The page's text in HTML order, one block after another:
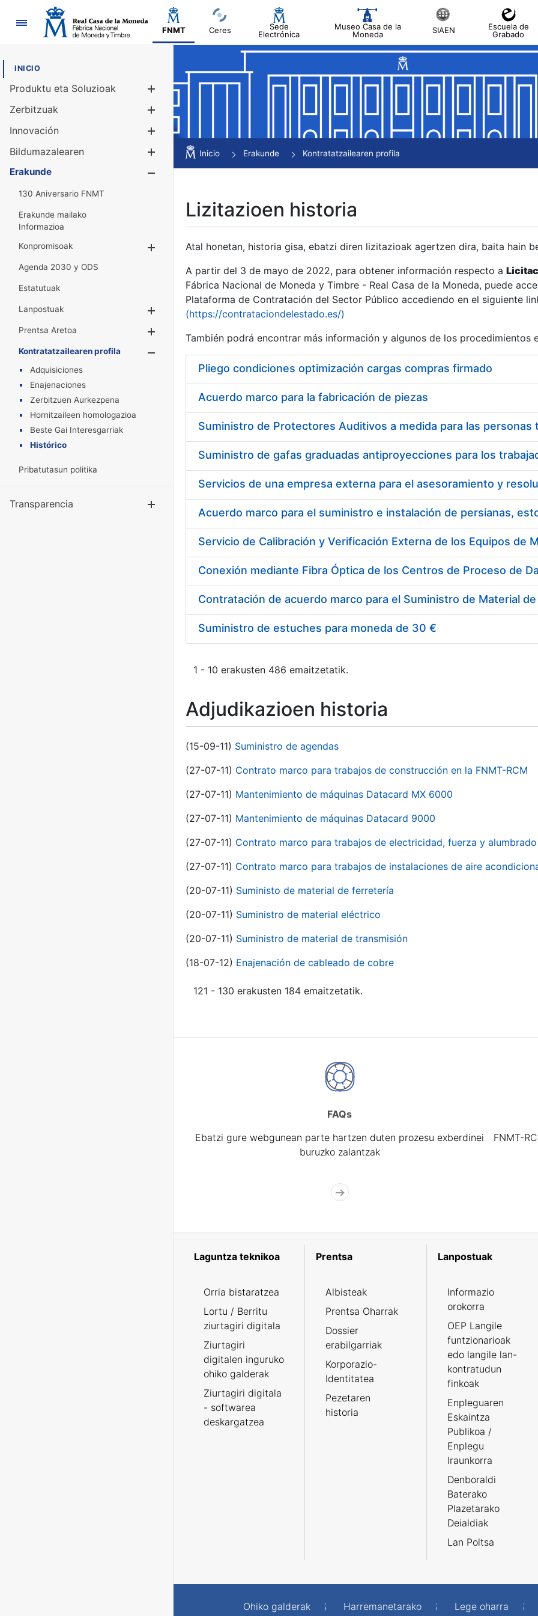
Nabigazioa
FNMT Ceres
Sede
Electrónica
Museo Casa de la
Moneda
SIAEN
Escuela de
Grabado
INICIO
Produktu eta Soluzioak
Erakutsi/Ezkutatu
Zerbitzuak
Innovación
Bildumazalearen
Erakutsi/Ezkutatu
Erakunde
130 Aniversario FNMT
Erakunde mailako
Informazioa
Konpromisoak
Erakutsi/Ezkutatu
Agenda 2030 y ODS
Estatutuak
Lanpostuak
Erakutsi/Ezkutatu
Prentsa Aretoa
Erakutsi/Ezkutatu
Kontratatzailearen profila
Erakutsi/Ezkutatu
Adquisiciones
Enajenaciones
Zerbitzuen Aurkezpena
Hornitzaileen homologazioa
Beste Gai Interesgarriak
Histórico
Pribatutasun politika
Transparencia Erakutsi/Ezkutatu
Inicio Erakunde Kontratatzailearen profila
Lizitazioen historia
Atal honetan, historia gisa, ebatzi diren lizitazioak agertzen dira, baita hain
A partir del 3 de mayo de 2022, para obtener información respecto a
Fábrica Nacional de Moneda y Timbre - Real Casa de la Moneda, puede
Plataforma de Contratación del Sector Público accediendo en el siguiente
(https://contrataciondelestado.es/)
También podrá encontrar más información y algunos de los procedimientos
Pliego condiciones optimización cargas compras firmado
Acuerdo marco para la fabricación de piezas
Acuerdo marco para el suministro e instalación de persianas,
Suministro de estuches para moneda de 30 €
1 - 10 erakusten 486 emaitzetatik.
Adjudikazioen historia
(15-09-11) Suministro de agendas
(27-07-11) Contrato marco para trabajos de construcción en la FNMT-RCM
(27-07-11) Mantenimiento de máquinas Datacard MX 6000
(27-07-11) Mantenimiento de máquinas Datacard 9000
(27-07-11) Contrato marco para trabajos de electricidad, fuerza y alumbrado
(27-07-11) Contrato marco para trabajos de instalaciones de aire
(20-07-11) Suministo de material de ferretería
(20-07-11) Suministro de material eléctrico
(20-07-11) Suministro de material de transmisión
(18-07-12) Enajenación de cableado de cobre
121 - 130 erakusten 184 emaitzetatik.
FAQs
Ebatzi gure webgunean parte hartzen duten prozesu exberdinei
buruzko zalantzak
FNMT-
Laguntza teknikoa
Orria bistaratzea
Lortu / Berritu
ziurtagiri digitala
Ziurtagiri
digitalen inguruko
ohiko galderak
Ziurtagiri digitala
- softwarea
deskargatzea
Prentsa
Albisteak
Prentsa Oharrak
Dossier
erabilgarriak
Korporazio-
Identitatea
Pezetaren
historia
Lanpostuak
Informazio
orokorra
OEP Langile
funtzionarioak
edo langile lan-
kontratudun
finkoak
Enpleguaren
Eskaintza
Publikoa /
Enplegu
Iraunkorra
Denboraldi
Baterako
Plazetarako
Deialdiak
Lan Poltsa
Ohiko galderak Harremanetarako Lege oharra